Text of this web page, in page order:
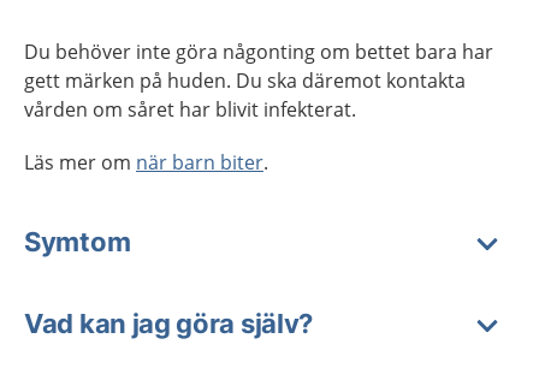
Du behöver inte göra någonting om bettet bara har
gett märken på huden. Du ska däremot kontakta
vården om såret har blivit infekterat.
Läs mer om när barn biter.
Symtom
Vad kan jag göra själv?